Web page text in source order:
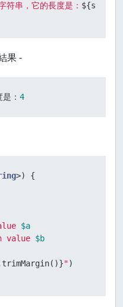
符串，它的長度是：
果 -
： 4
>)
{
$a
value
$b
")